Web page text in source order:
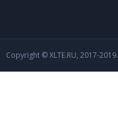
Copyright © XLTE.RU, 2017-2019.